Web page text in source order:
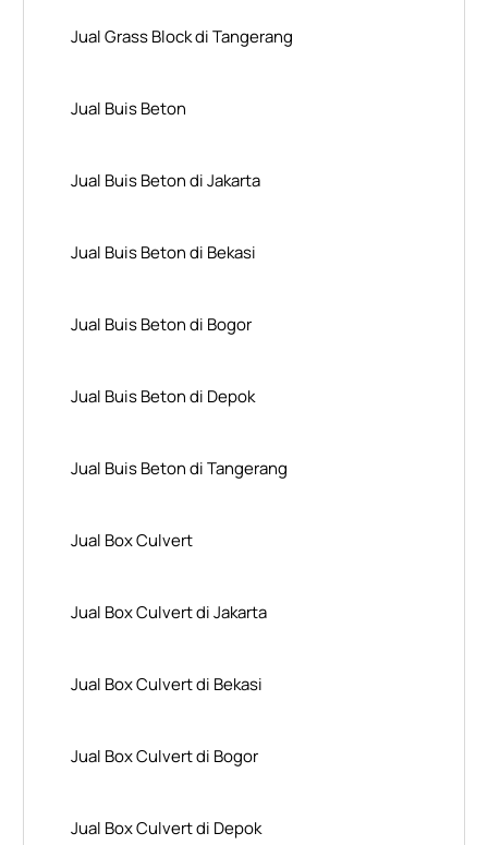
Jual Grass Block di Tangerang
Jual Buis Beton
Jual Buis Beton di Jakarta
Jual Buis Beton di Bekasi
Jual Buis Beton di Bogor
Jual Buis Beton di Depok
Jual Buis Beton di Tangerang
Jual Box Culvert
Jual Box Culvert di Jakarta
Jual Box Culvert di Bekasi
Jual Box Culvert di Bogor
Jual Box Culvert di Depok